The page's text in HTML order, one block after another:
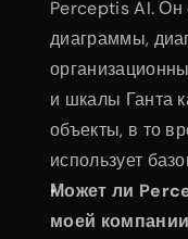
Perceptis AI. Он
диаграммы,
и шкалы Ганта
объекты, в то
использует
Может ли
моей